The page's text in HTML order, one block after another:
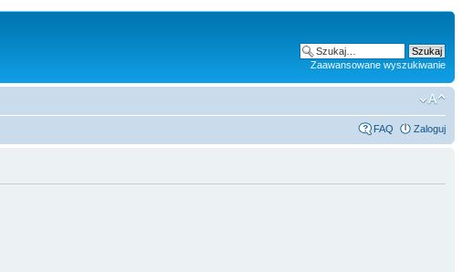
Zaawansowane wyszukiwanie
FAQ Zaloguj